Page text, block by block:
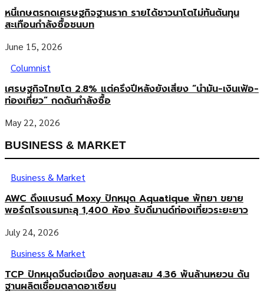
หนี้เกษตรกดเศรษฐกิจฐานราก รายได้ชาวนาโตไม่ทันต้นทุน
สะเทือนกำลังซื้อชนบท
June 15, 2026
Columnist
เศรษฐกิจไทยโต 2.8% แต่ครึ่งปีหลังยังเสี่ยง “น้ำมัน-เงินเฟ้อ-
ท่องเที่ยว” กดดันกำลังซื้อ
May 22, 2026
BUSINESS & MARKET
Business & Market
AWC ดึงแบรนด์ Moxy ปักหมุด Aquatique พัทยา ขยาย
พอร์ตโรงแรมทะลุ 1,400 ห้อง รับดีมานด์ท่องเที่ยวระยะยาว
July 24, 2026
Business & Market
TCP ปักหมุดจีนต่อเนื่อง ลงทุนสะสม 4.36 พันล้านหยวน ดัน
ฐานผลิตเชื่อมตลาดอาเซียน